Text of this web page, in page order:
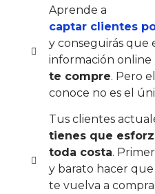
Aprende a
captar clientes
y conseguirás que
información online
te compre. Pero
conoce no es el
Tus clientes
tienes que
toda costa.
y barato hacer
te vuelva a